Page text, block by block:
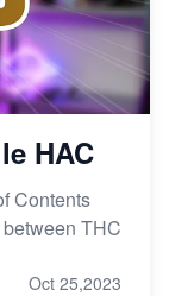
HAC
Contents
THC
Oct 25,2023